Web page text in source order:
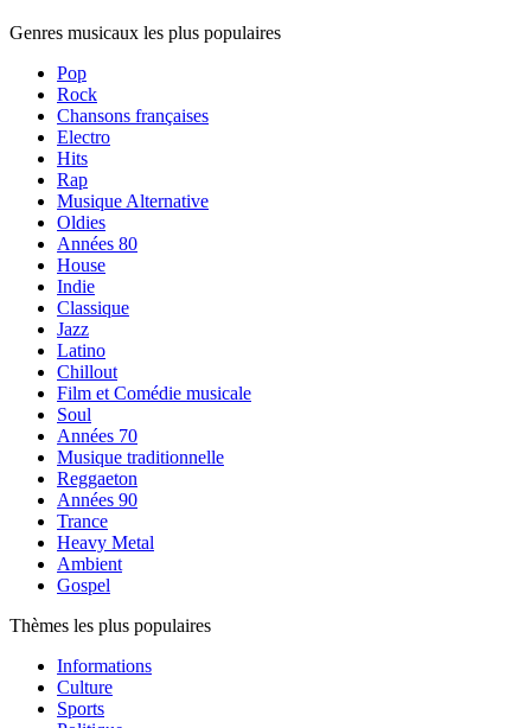
Genres musicaux les plus populaires
Pop
Rock
Chansons françaises
Electro
Hits
Rap
Musique Alternative
Oldies
Années 80
House
Indie
Classique
Jazz
Latino
Chillout
Film et Comédie musicale
Soul
Années 70
Musique traditionnelle
Reggaeton
Années 90
Trance
Heavy Metal
Ambient
Gospel
Thèmes les plus populaires
Informations
Culture
Sports